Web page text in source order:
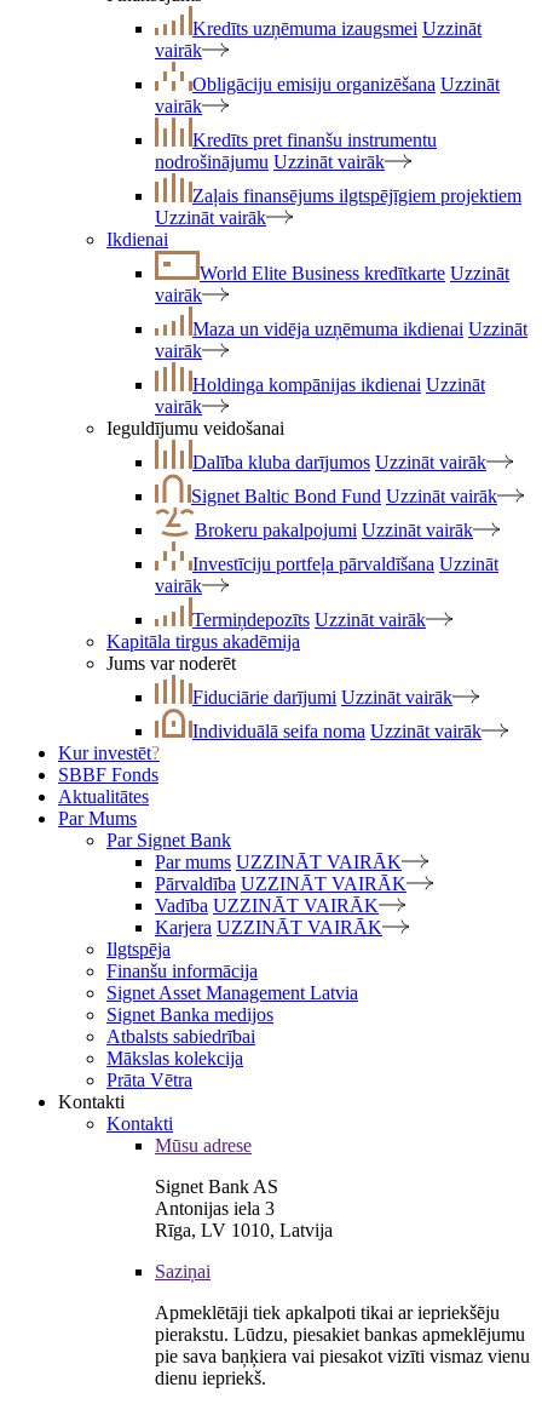
Kredīts uzņēmuma izaugsmei Uzzināt
vairāk
Obligāciju emisiju organizēšana Uzzināt
vairāk
Kredīts pret finanšu instrumentu
nodrošinājumu Uzzināt vairāk
Zaļais finansējums ilgtspējīgiem projektiem
Uzzināt vairāk
Ikdienai
World Elite Business kredītkarte Uzzināt
vairāk
Maza un vidēja uzņēmuma ikdienai Uzzināt
vairāk
Holdinga kompānijas ikdienai Uzzināt
vairāk
Ieguldījumu veidošanai
Dalība kluba darījumos Uzzināt vairāk
Signet Baltic Bond Fund Uzzināt vairāk
Brokeru pakalpojumi Uzzināt vairāk
Investīciju portfeļa pārvaldīšana Uzzināt
vairāk
Termiņdepozīts Uzzināt vairāk
Kapitāla tirgus akadēmija
Jums var noderēt
Fiduciārie darījumi Uzzināt vairāk
Individuālā seifa noma Uzzināt vairāk
Kur investēt?
SBBF Fonds
Aktualitātes
Par Mums
Par Signet Bank
Par mums UZZINĀT VAIRĀK
Pārvaldība UZZINĀT VAIRĀK
Vadība UZZINĀT VAIRĀK
Karjera UZZINĀT VAIRĀK
Ilgtspēja
Finanšu informācija
Signet Asset Management Latvia
Signet Banka medijos
Atbalsts sabiedrībai
Mākslas kolekcija
Prāta Vētra
Kontakti
Kontakti
Mūsu adrese
Signet Bank AS
Antonijas iela 3
Rīga, LV 1010, Latvija
Saziņai
Apmeklētāji tiek apkalpoti tikai ar iepriekšēju
pierakstu. Lūdzu, piesakiet bankas apmeklējumu
pie sava baņķiera vai piesakot vizīti vismaz vienu
dienu iepriekš.